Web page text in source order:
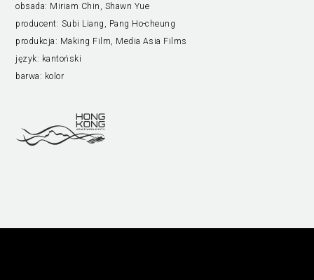
obsada: Miriam Chin, Shawn Yue
producent: Subi Liang, Pang Ho-cheung
produkcja: Making Film, Media Asia Films
język: kantoński
barwa: kolor